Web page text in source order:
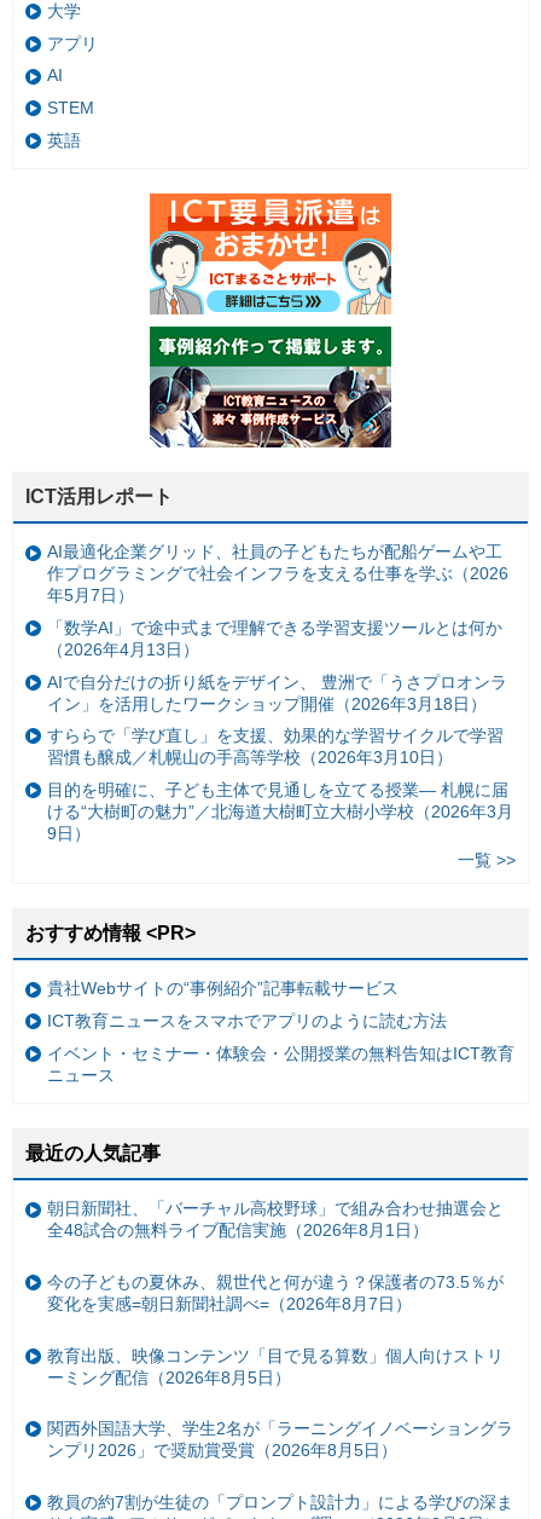
大学
アプリ
AI
STEM
英語
ICT活用レポート
AI最適化企業グリッド、社員の子どもたちが配船ゲームや工
作プログラミングで社会インフラを支える仕事を学ぶ（2026
年5月7日）
「数学AI」で途中式まで理解できる学習支援ツールとは何か
（2026年4月13日）
AIで自分だけの折り紙をデザイン、 豊洲で「うさプロオンラ
イン」を活用したワークショップ開催（2026年3月18日）
すららで「学び直し」を支援、効果的な学習サイクルで学習
習慣も醸成／札幌山の手高等学校（2026年3月10日）
目的を明確に、子ども主体で見通しを立てる授業— 札幌に届
ける“大樹町の魅力”／北海道大樹町立大樹小学校（2026年3月
9日）
一覧 >>
おすすめ情報 <PR>
貴社Webサイトの“事例紹介”記事転載サービス
ICT教育ニュースをスマホでアプリのように読む方法
イベント・セミナー・体験会・公開授業の無料告知はICT教育
ニュース
最近の人気記事
朝日新聞社、「バーチャル高校野球」で組み合わせ抽選会と
全48試合の無料ライブ配信実施（2026年8月1日）
今の子どもの夏休み、親世代と何が違う？保護者の73.5％が
変化を実感=朝日新聞社調べ=（2026年8月7日）
教育出版、映像コンテンツ「目で見る算数」個人向けストリ
ーミング配信（2026年8月5日）
関西外国語大学、学生2名が「ラーニングイノベーショングラ
ンプリ2026」で奨励賞受賞（2026年8月5日）
教員の約7割が生徒の「プロンプト設計力」による学びの深ま